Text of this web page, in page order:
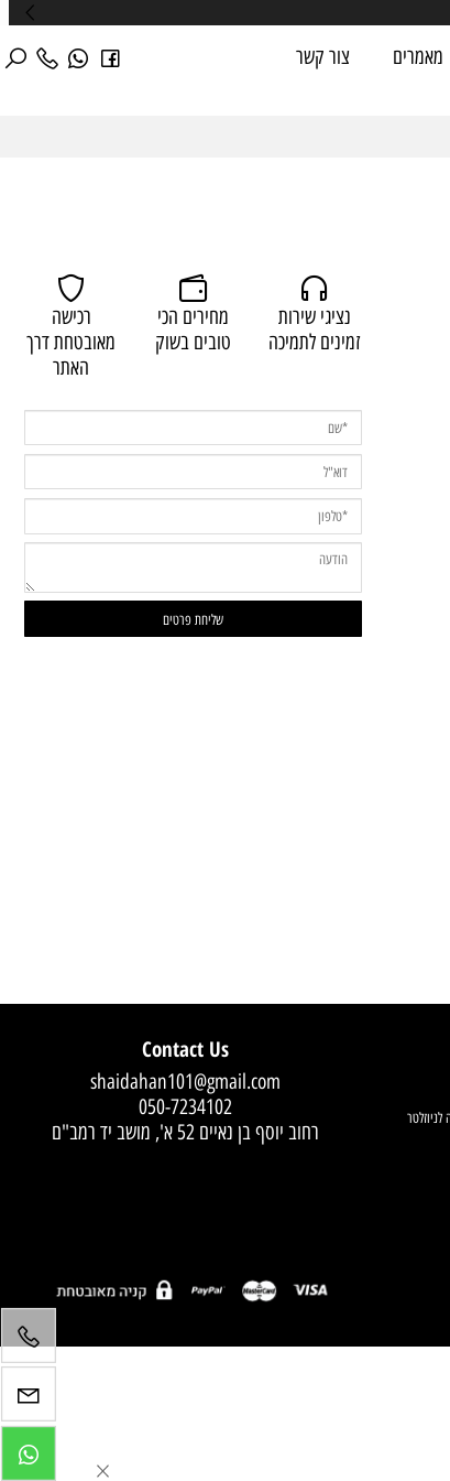
מאמרים צור קשר
נציגי שירות
זמינים לתמיכה
מחירים הכי
טובים בשוק
רכישה
מאובטחת דרך
האתר
Contact Us
shaidahan101@gmail.com
050-7234102